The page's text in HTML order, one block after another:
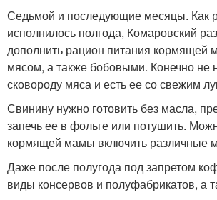
Седьмой и последующие месяцы. Как
исполнилось полгода, Комаровский
дополнить рацион питания
мясом, а также бобовыми. Конечно не
сковороду мяса и есть ее со свежим
Свинину нужно готовить без масла,
запечь ее в фольге или потушить.
кормящей мамы включить различные
Даже после полугода под запретом
виды консервов и полуфабрикатов, а